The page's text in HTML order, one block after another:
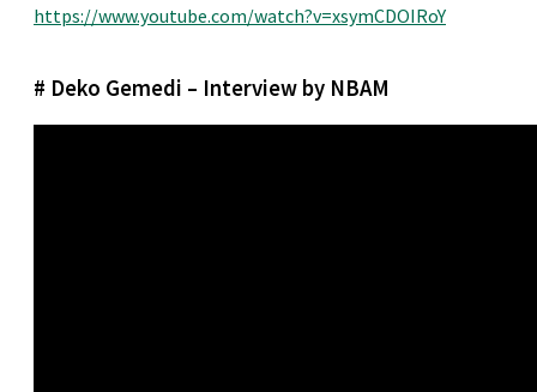
https://www.youtube.com/watch?v=xsymCDOIRoY
# Deko Gemedi – Interview by NBAM